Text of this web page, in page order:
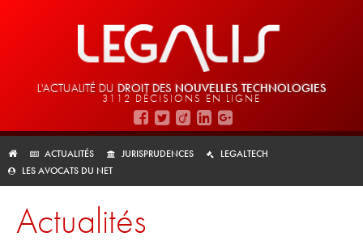
L'ACTUALITÉ DU DROIT DES NOUVELLES TECHNOLOGIES
3112 DÉCISIONS EN LIGNE
ACTUALITÉS JURISPRUDENCES
LEGALTECH
LES AVOCATS DU NET
Actualités